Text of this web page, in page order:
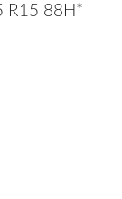
R15 88H*